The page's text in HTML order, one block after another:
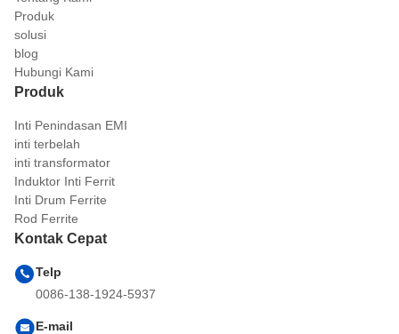
Produk
solusi
blog
Hubungi Kami
Produk
Inti Penindasan EMI
inti terbelah
inti transformator
Induktor Inti Ferrit
Inti Drum Ferrite
Rod Ferrite
Kontak Cepat
Telp
0086-138-1924-5937
E-mail